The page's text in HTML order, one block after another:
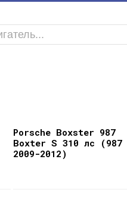
Porsche Boxster 987
Boxter S 310 лс (987
2009-2012)